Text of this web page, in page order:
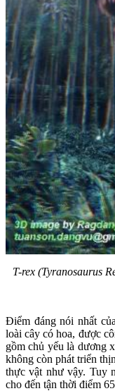
T-rex (Tyranosaurus
Điểm đáng nói nhất
loài cây có hoa, được
gồm chủ yếu là dương
không còn phát triển
thực vật như vậy. Tuy
cho đến tận thời điểm